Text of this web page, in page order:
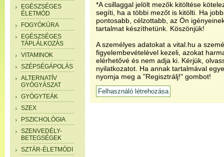
EGÉSZSÉGES
ÉLETMÓD
FOGYÓKÚRA
EGÉSZSÉGES
TÁPLÁLKOZÁS
VITAMINOK
SZÉPSÉGÁPOLÁS
ALTERNATÍV
GYÓGYÁSZAT
GYÓGYTEÁK
SZEX
PSZICHOLÓGIA
SZENVEDÉLY-
BETEGSÉGEK
SZTÁR-ÉLETMÓDI
*A csillaggal jelölt mezők kitöltése
segíti, ha a többi mezőt is kitölti. Ha
pontosabb, célzottabb, az Ön
tartalmat készíthetünk. Köszönjük!
A személyes adatokat a vital.hu a
figyelembevételével kezeli, azokat
elérhetővé és nem adja ki. Kérjük,
nyilatkozatot. Ha annak tartalmával
nyomja meg a "Regisztrálj!" gombot!